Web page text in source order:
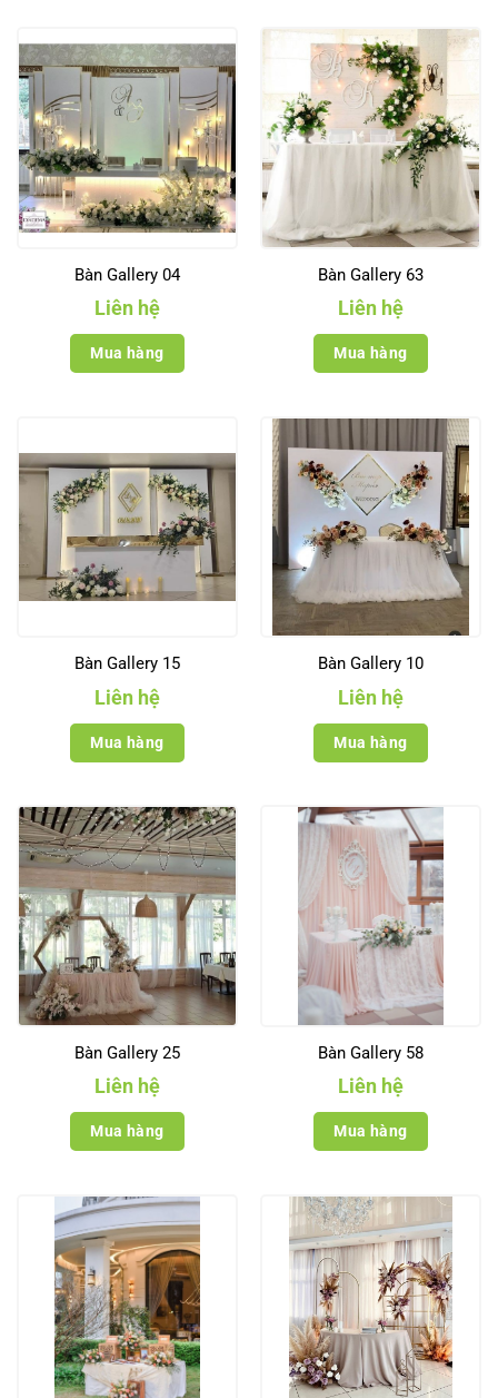
Bàn Gallery 04
Liên hệ
Mua hàng
Bàn Gallery 63
Liên hệ
Mua hàng
Bàn Gallery 15
Liên hệ
Mua hàng
Bàn Gallery 10
Liên hệ
Mua hàng
Bàn Gallery 25
Liên hệ
Mua hàng
Bàn Gallery 58
Liên hệ
Mua hàng